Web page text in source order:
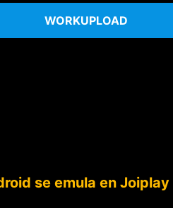
WORKUPLOAD
se emula en Joiplay